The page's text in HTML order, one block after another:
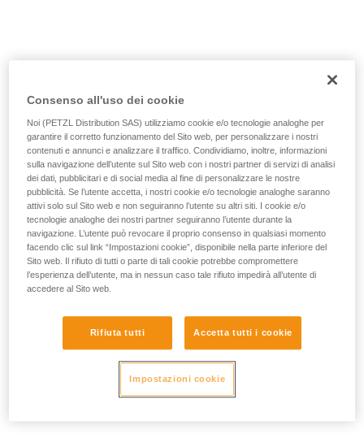
Il lavaggio prima dell’utilizzo può essere interessante, in
particolare per le funi che saranno spesso utilizzate
Consenso all'uso dei cookie
Noi (PETZL Distribution SAS) utilizziamo cookie e/o tecnologie analoghe per
garantire il corretto funzionamento del Sito web, per personalizzare i nostri
contenuti e annunci e analizzare il traffico. Condividiamo, inoltre, informazioni
sulla navigazione dell’utente sul Sito web con i nostri partner di servizi di analisi
dei dati, pubblicitari e di social media al fine di personalizzare le nostre
pubblicità. Se l’utente accetta, i nostri cookie e/o tecnologie analoghe saranno
attivi solo sul Sito web e non seguiranno l’utente su altri siti. I cookie e/o
tecnologie analoghe dei nostri partner seguiranno l’utente durante la
navigazione. L’utente può revocare il proprio consenso in qualsiasi momento
facendo clic sul link “Impostazioni cookie”, disponibile nella parte inferiore del
Sito web. Il rifiuto di tutti o parte di tali cookie potrebbe compromettere
l’esperienza dell’utente, ma in nessun caso tale rifiuto impedirà all’utente di
accedere al Sito web.
Rifiuta tutti Accetta tutti i cookie
Impostazioni cookie